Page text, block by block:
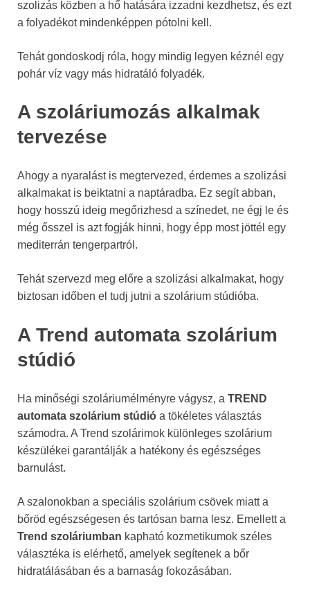
szolizás közben a hő hatására izzadni kezdhetsz, és ezt
a folyadékot mindenképpen pótolni kell.
Tehát gondoskodj róla, hogy mindig legyen kéznél egy
pohár víz vagy más hidratáló folyadék.
A szoláriumozás alkalmak
tervezése
Ahogy a nyaralást is megtervezed, érdemes a szolizási
alkalmakat is beiktatni a naptáradba. Ez segít abban,
hogy hosszú ideig megőrizhesd a színedet, ne égj le és
még ősszel is azt fogják hinni, hogy épp most jöttél egy
mediterrán tengerpartról.
Tehát szervezd meg előre a szolizási alkalmakat, hogy
biztosan időben el tudj jutni a szolárium stúdióba.
A Trend automata szolárium
stúdió
Ha minőségi szoláriumélményre vágysz, a TREND
automata szolárium stúdió a tökéletes választás
számodra. A Trend szolárimok különleges szolárium
készülékei garantálják a hatékony és egészséges
barnulást.
A szalonokban a speciális szolárium csövek miatt a
bőröd egészségesen és tartósan barna lesz. Emellett a
Trend szoláriumban kapható kozmetikumok széles
választéka is elérhető, amelyek segítenek a bőr
hidratálásában és a barnaság fokozásában.